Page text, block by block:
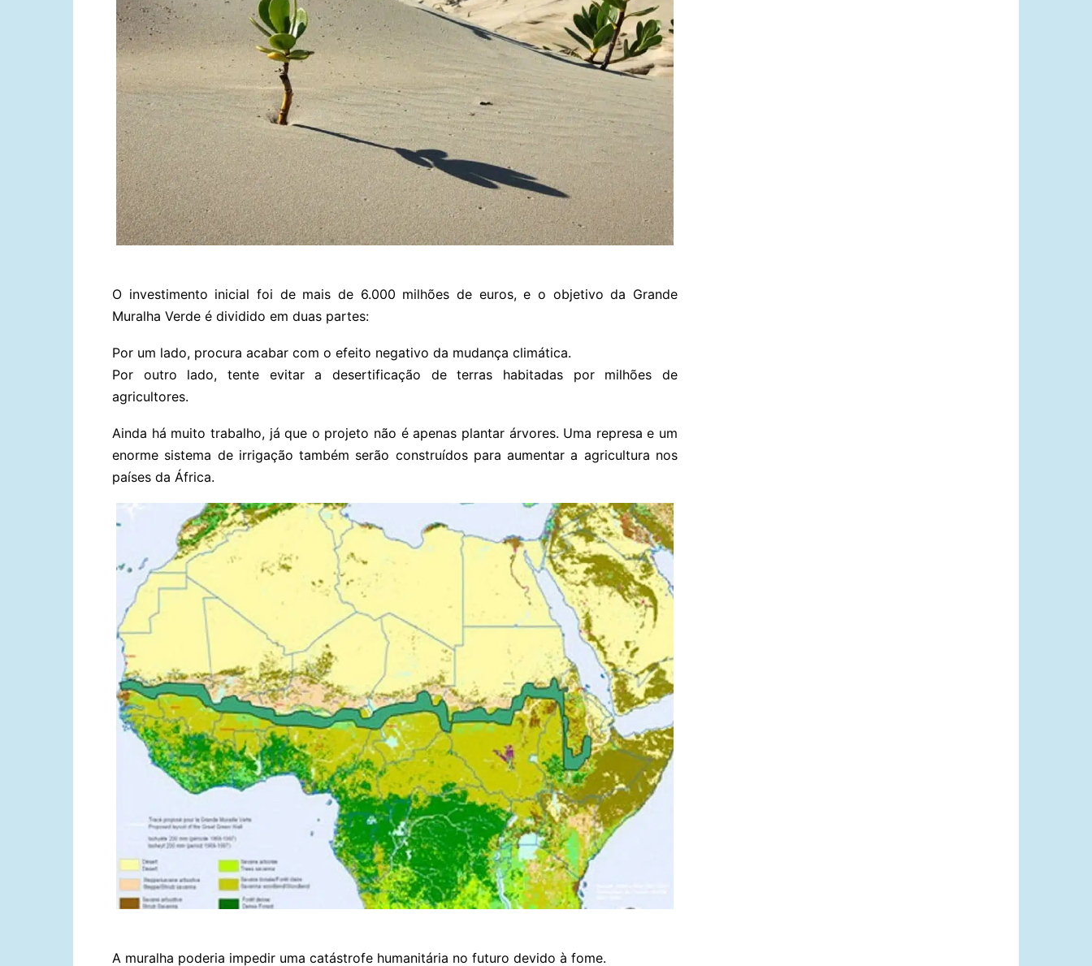
O investimento inicial foi de mais de 6.000 milhões de euros, e o objetivo da Grande
Muralha Verde é dividido em duas partes:
Por um lado, procura acabar com o efeito negativo da mudança climática.
Por outro lado, tente evitar a desertificação de terras habitadas por milhões de
agricultores.
Ainda há muito trabalho, já que o projeto não é apenas plantar árvores. Uma represa e um
enorme sistema de irrigação também serão construídos para aumentar a agricultura nos
países da África.
A muralha poderia impedir uma catástrofe humanitária no futuro devido à fome.